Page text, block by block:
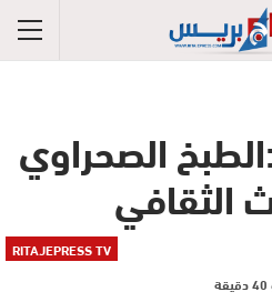
الصحراوي
الثقافي
RITAJEPRESS TV